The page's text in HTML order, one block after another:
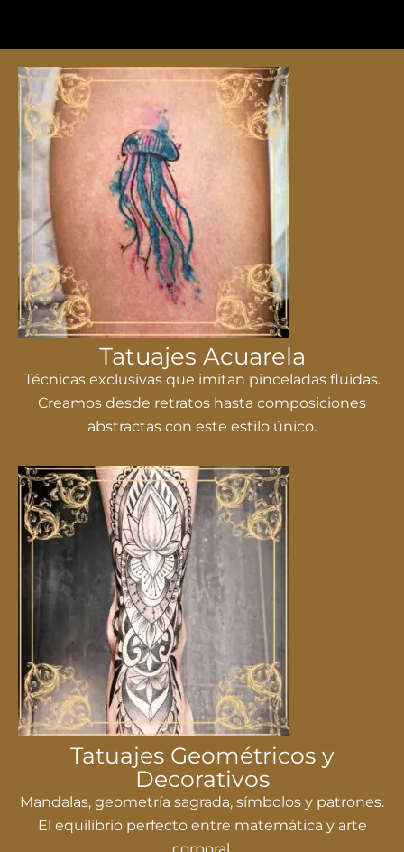
Tatuajes Acuarela
Técnicas exclusivas que imitan pinceladas fluidas.
Creamos desde retratos hasta composiciones
abstractas con este estilo único.
Tatuajes Geométricos y
Decorativos
Mandalas, geometría sagrada, símbolos y patrones.
El equilibrio perfecto entre matemática y arte